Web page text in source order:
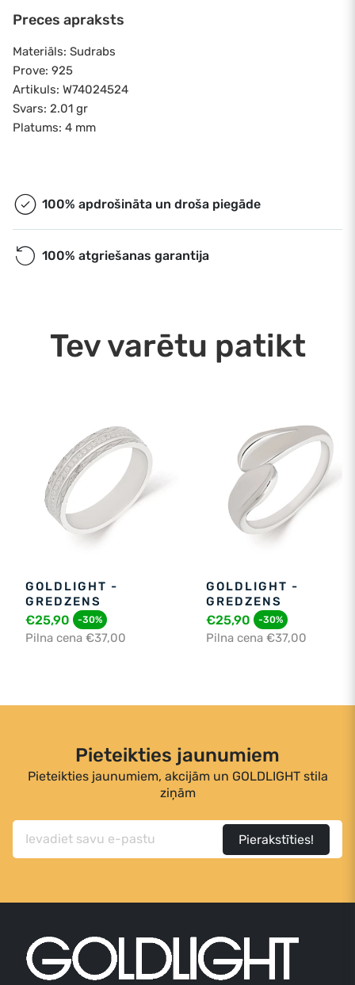
Preces apraksts
Materiāls: Sudrabs
Prove: 925
Artikuls: W74024524
Svars: 2.01 gr
Platums: 4 mm
100% apdrošināta un droša piegāde
100% atgriešanas garantija
Tev varētu patikt
GOLDLIGHT -
GREDZENS
€25,90 -30%
Pilna cena €37,00
GOLDLIGHT -
GREDZENS
€25,90 -30%
Pilna cena €37,00
Pieteikties jaunumiem
Pieteikties jaunumiem, akcijām un GOLDLIGHT stila
ziņām
Pierakstīties!